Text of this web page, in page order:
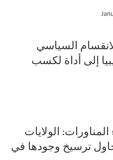
السياسي
إلى أداة لكسب
الولايات
ترسيخ وجودها في